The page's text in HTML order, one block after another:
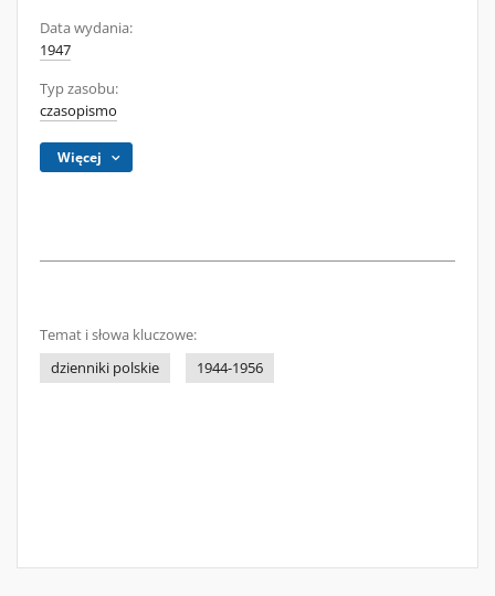
Data wydania:
1947
Typ zasobu:
czasopismo
Więcej
Temat i słowa kluczowe:
dzienniki polskie
1944-1956